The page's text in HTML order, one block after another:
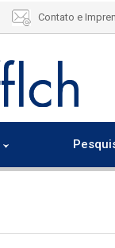
Contato e